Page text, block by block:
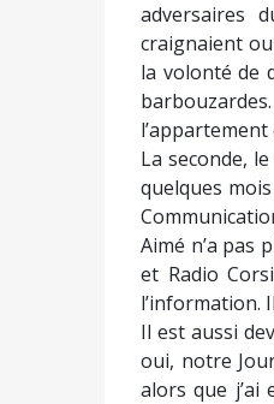
adversaires
craignaient
la volonté de
La seconde,
quelques
Aimé n’a pas
et Radio
l’information.
Il est aussi
oui, notre
alors que j’ai